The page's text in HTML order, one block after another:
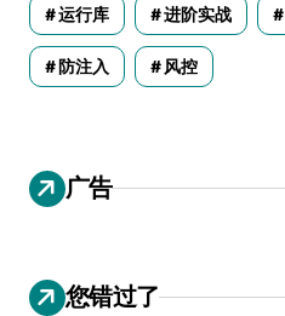
运行库 进阶实战
防注入 风控
广告
您错过了